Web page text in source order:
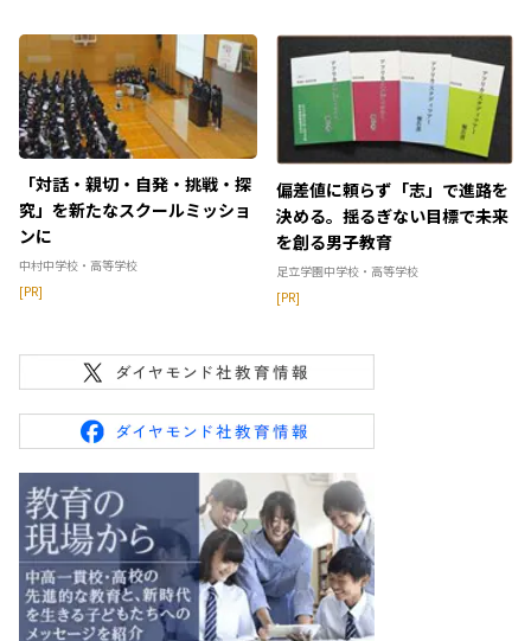
「対話・親切・自発・挑戦・探
究」を新たなスクールミッショ
ンに
中村中学校・高等学校
[PR]
偏差値に頼らず「志」で進路を
決める。揺るぎない目標で未来
を創る男子教育
足立学園中学校・高等学校
[PR]